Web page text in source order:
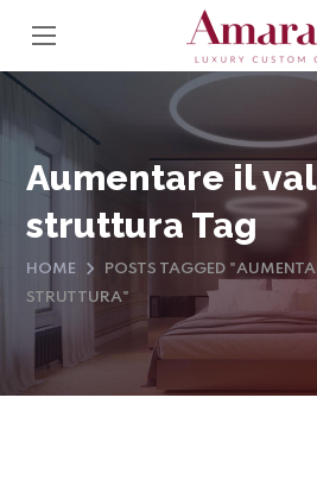
Aumentare il
struttura Tag
HOME
POSTS TAGGED
STRUTTURA"